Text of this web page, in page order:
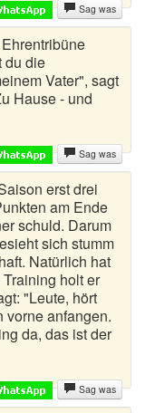
Sag was
du die
Vater", sagt
Hause - und
Sag was
erst drei
am Ende
schuld. Darum
sich stumm
Natürlich hat
holt er
"Leute, hört
vorne anfangen.
da, das ist der
Sag was